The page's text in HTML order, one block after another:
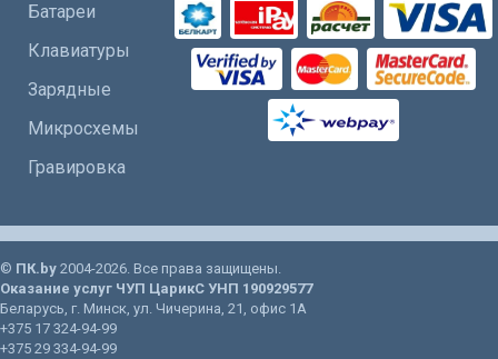
Батареи
Клавиатуры
Зарядные
Микросхемы
Гравировка
© ПК.by 2004-2026. Все права защищены.
Оказание услуг ЧУП ЦарикС УНП 190929577
Беларусь, г. Минск, ул. Чичерина, 21 , офис 1А
+375 17 324-94-99
+375 29 334-94-99